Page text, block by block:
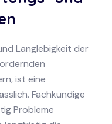
Langlebigkeit der
ist eine
Fachkundige
Probleme